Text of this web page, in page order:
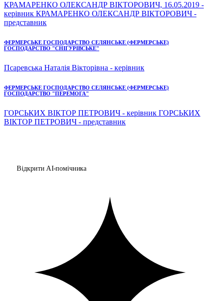
КРАМАРЕНКО ОЛЕКСАНДР ВІКТОРОВИЧ, 16.05.2019 -
керівник КРАМАРЕНКО ОЛЕКСАНДР ВІКТОРОВИЧ -
представник
ФЕРМЕРСЬКЕ ГОСПОДАРСТВО СЕЛЯНСЬКЕ (ФЕРМЕРСЬКЕ)
ГОСПОДАРСТВО "СНІГУРІВСЬКЕ"
Псаревська Наталія Вікторівна - керівник
ФЕРМЕРСЬКЕ ГОСПОДАРСТВО СЕЛЯНСЬКЕ (ФЕРМЕРСЬКЕ)
ГОСПОДАРСТВО "ПЕРЕМОГА"
ГОРСЬКИХ ВІКТОР ПЕТРОВИЧ - керівник ГОРСЬКИХ
ВІКТОР ПЕТРОВИЧ - представник
Відкрити AI-помічника